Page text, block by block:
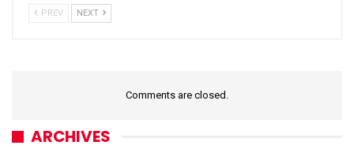
PREV NEXT
Comments are closed.
ARCHIVES